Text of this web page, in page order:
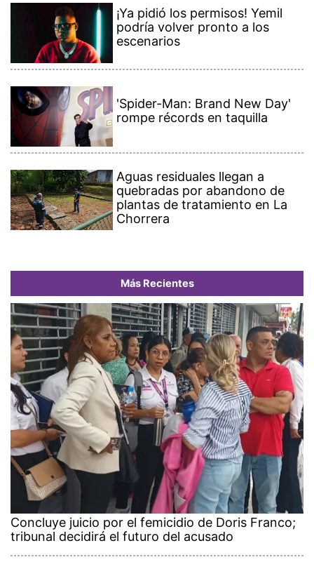
¡Ya pidió los permisos! Yemil
podría volver pronto a los
escenarios
'Spider-Man: Brand New Day'
rompe récords en taquilla
Aguas residuales llegan a
quebradas por abandono de
plantas de tratamiento en La
Chorrera
Más Recientes
Concluye juicio por el femicidio de Doris Franco;
tribunal decidirá el futuro del acusado